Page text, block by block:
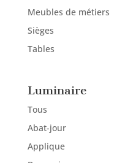
Meubles de métiers
Sièges
Tables
Luminaire
Tous
Abat-jour
Applique